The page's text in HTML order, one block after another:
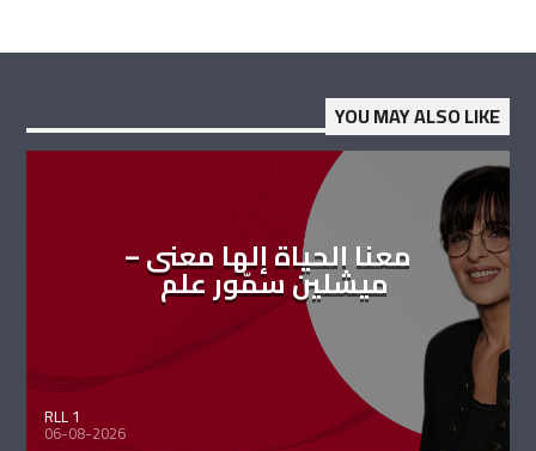
YOU MAY ALSO LIKE
معنا الحياة إلها معنى –
ميشلين سمّور علم
RLL 1
06-08-2026